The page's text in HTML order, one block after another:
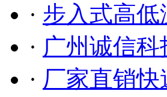
· 步入式高
· 广州诚信
· 厂家直销